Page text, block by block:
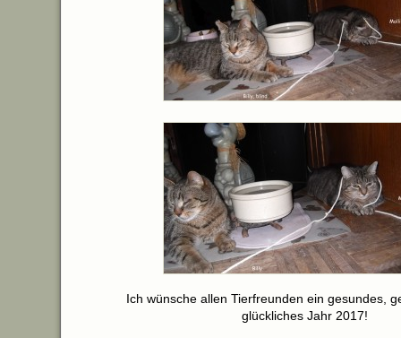
Ich wünsche allen Tierfreunden ein gesundes,
glückliches Jahr 2017!